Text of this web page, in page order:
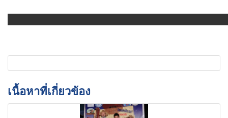
เนื้อหาที่เกี่ยวข้อง